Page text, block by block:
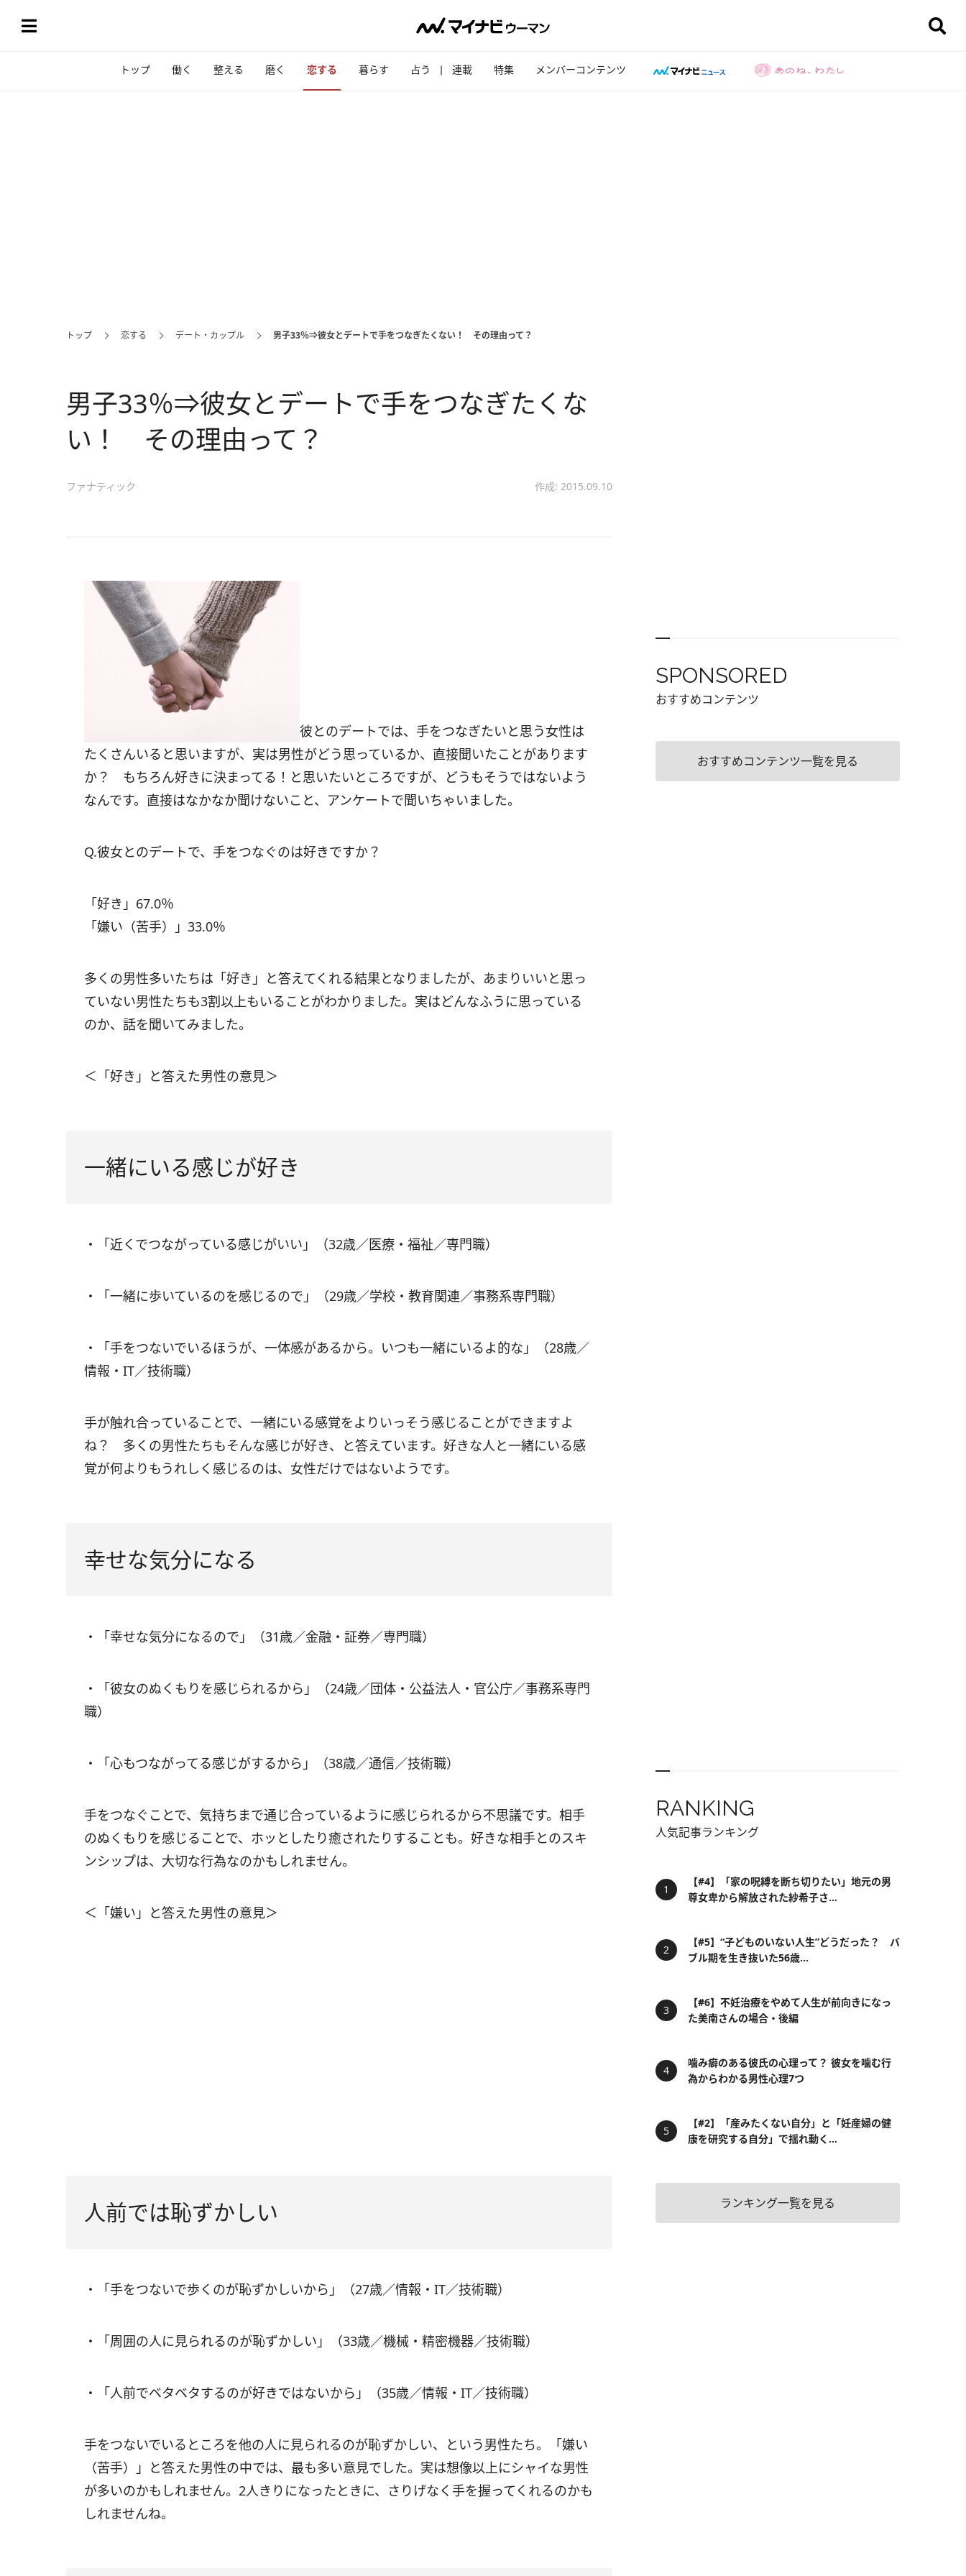
トップ 働く 整える 磨く 恋する 暮らす 占う 連載 特集 メンバーコンテンツ
トップ 恋する デート・カップル 男子33％⇒彼女とデートで手をつなぎたくない！ その理由って？
男子33％⇒彼女とデートで手をつなぎたくな
い！ その理由って？
ファナティック 作成: 2015.09.10
彼とのデートでは、手をつなぎたいと思う女性は
たくさんいると思いますが、実は男性がどう思っているか、直接聞いたことがあります
か？ もちろん好きに決まってる！と思いたいところですが、どうもそうではないよう
なんです。直接はなかなか聞けないこと、アンケートで聞いちゃいました。
Q.彼女とのデートで、手をつなぐのは好きですか？
「好き」67.0％
「嫌い（苦手）」33.0％
多くの男性多いたちは「好き」と答えてくれる結果となりましたが、あまりいいと思っ
ていない男性たちも3割以上もいることがわかりました。実はどんなふうに思っている
のか、話を聞いてみました。
＜「好き」と答えた男性の意見＞
一緒にいる感じが好き
・「近くでつながっている感じがいい」（32歳／医療・福祉／専門職）
・「一緒に歩いているのを感じるので」（29歳／学校・教育関連／事務系専門職）
・「手をつないでいるほうが、一体感があるから。いつも一緒にいるよ的な」（28歳／
情報・IT／技術職）
手が触れ合っていることで、一緒にいる感覚をよりいっそう感じることができますよ
ね？ 多くの男性たちもそんな感じが好き、と答えています。好きな人と一緒にいる感
覚が何よりもうれしく感じるのは、女性だけではないようです。
幸せな気分になる
・「幸せな気分になるので」（31歳／金融・証券／専門職）
・「彼女のぬくもりを感じられるから」（24歳／団体・公益法人・官公庁／事務系専門
職）
・「心もつながってる感じがするから」（38歳／通信／技術職）
手をつなぐことで、気持ちまで通じ合っているように感じられるから不思議です。相手
のぬくもりを感じることで、ホッとしたり癒されたりすることも。好きな相手とのスキ
ンシップは、大切な行為なのかもしれません。
＜「嫌い」と答えた男性の意見＞
人前では恥ずかしい
・「手をつないで歩くのが恥ずかしいから」（27歳／情報・IT／技術職）
・「周囲の人に見られるのが恥ずかしい」（33歳／機械・精密機器／技術職）
・「人前でベタベタするのが好きではないから」（35歳／情報・IT／技術職）
手をつないでいるところを他の人に見られるのが恥ずかしい、という男性たち。「嫌い
（苦手）」と答えた男性の中では、最も多い意見でした。実は想像以上にシャイな男性
が多いのかもしれません。2人きりになったときに、さりげなく手を握ってくれるのかも
しれませんね。
SPONSORED
おすすめコンテンツ
おすすめコンテンツ一覧を見る
RANKING
人気記事ランキング
【#4】「家の呪縛を断ち切りたい」地元の男
尊女卑から解放された紗希子さ...
【#5】“子どものいない人生”どうだった？ バ
ブル期を生き抜いた56歳...
【#6】不妊治療をやめて人生が前向きになっ
た美南さんの場合・後編
噛み癖のある彼氏の心理って？ 彼女を噛む行
為からわかる男性心理7つ
【#2】「産みたくない自分」と「妊産婦の健
康を研究する自分」で揺れ動く...
ランキング一覧を見る